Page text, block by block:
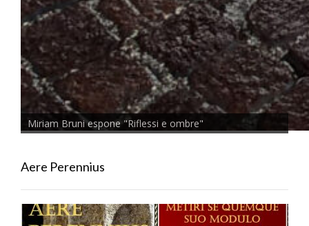
Miriam Bruni espone "Riflessi e ombre"
Aere Perennius